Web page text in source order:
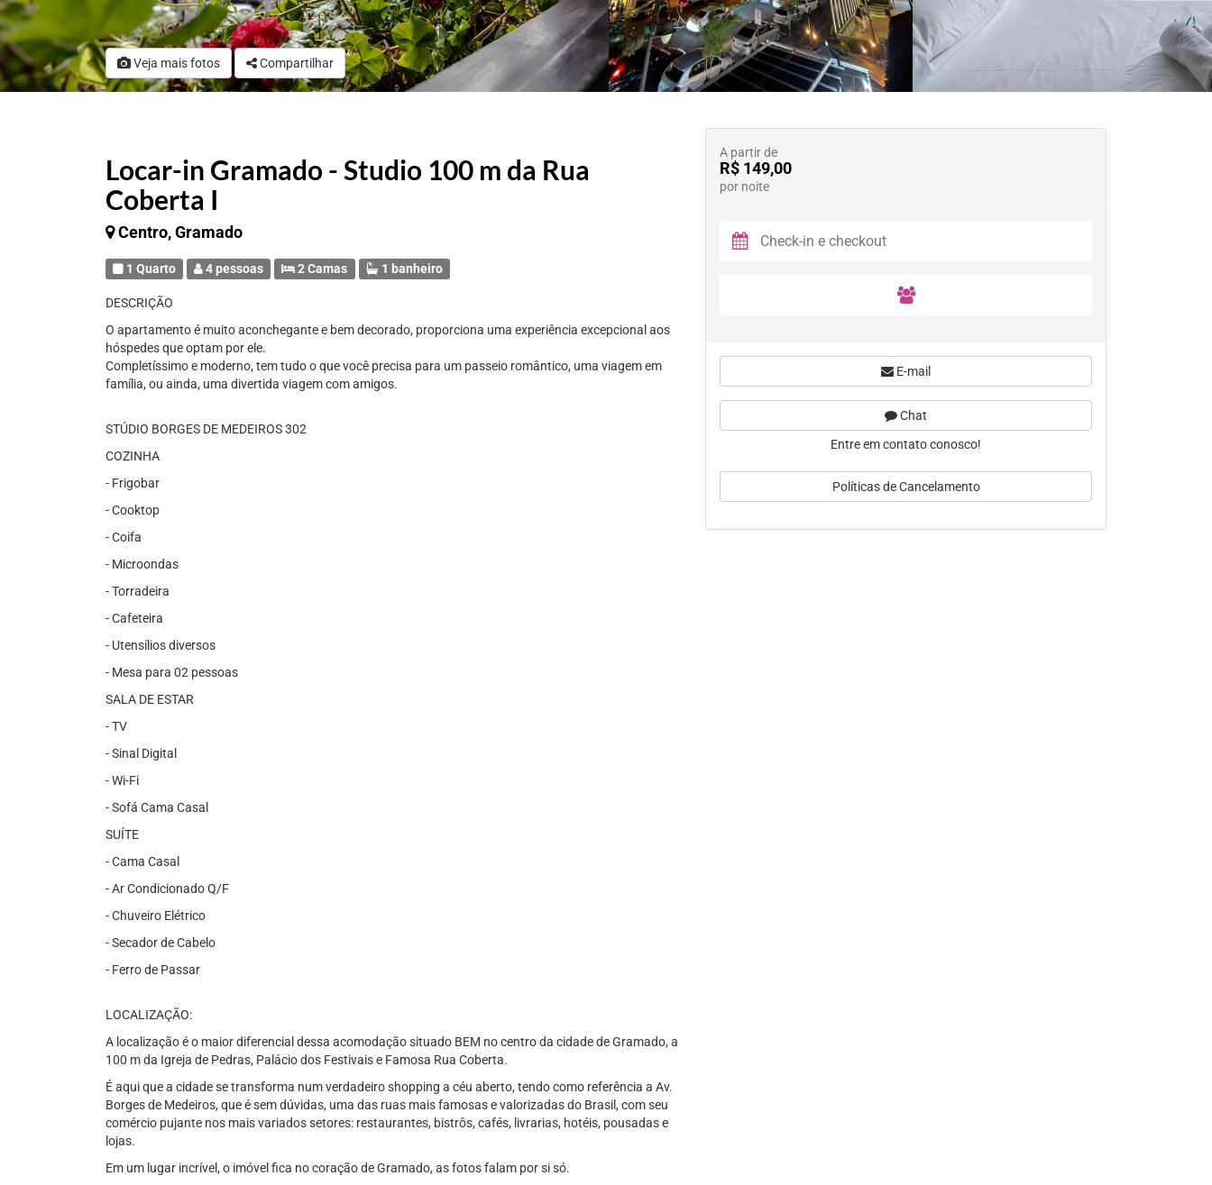
Veja mais fotos Compartilhar
Locar-in Gramado - Studio 100 m da Rua
Coberta I
Centro, Gramado
1 Quarto 4 pessoas 2 Camas 1 banheiro
DESCRIÇÃO
O apartamento é muito aconchegante e bem decorado, proporciona uma experiência excepcional aos
hóspedes que optam por ele.
Completíssimo e moderno, tem tudo o que você precisa para um passeio romântico, uma viagem em
família, ou ainda, uma divertida viagem com amigos.
STÚDIO BORGES DE MEDEIROS 302
COZINHA
- Frigobar
- Cooktop
- Coifa
- Microondas
- Torradeira
- Cafeteira
- Utensílios diversos
- Mesa para 02 pessoas
SALA DE ESTAR
- TV
- Sinal Digital
- Wi-Fi
- Sofá Cama Casal
SUÍTE
- Cama Casal
- Ar Condicionado Q/F
- Chuveiro Elétrico
- Secador de Cabelo
- Ferro de Passar
LOCALIZAÇÃO:
A localização é o maior diferencial dessa acomodação situado BEM no centro da cidade de Gramado, a
100 m da Igreja de Pedras, Palácio dos Festivais e Famosa Rua Coberta.
É aqui que a cidade se transforma num verdadeiro shopping a céu aberto, tendo como referência a Av.
Borges de Medeiros, que é sem dúvidas, uma das ruas mais famosas e valorizadas do Brasil, com seu
comércio pujante nos mais variados setores: restaurantes, bistrôs, cafés, livrarias, hotéis, pousadas e
lojas.
Em um lugar incrível, o imóvel fica no coração de Gramado, as fotos falam por si só.
A partir de
R$ 149,00
por noite
E-mail
Chat
Entre em contato conosco!
Políticas de Cancelamento